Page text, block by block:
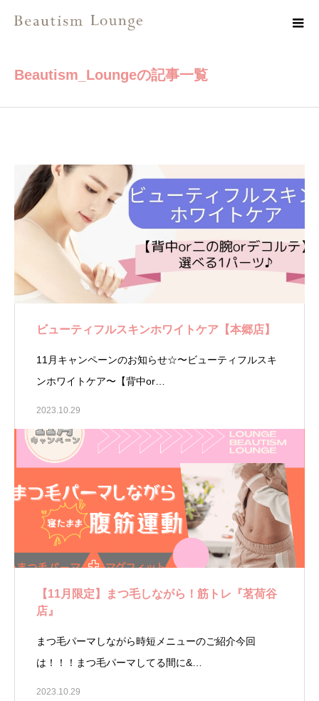
Beautism_Loungeの記事一覧
ビューティフルスキンホワイトケア【本郷店】
11月キャンペーンのお知らせ☆〜ビューティフルスキ
ンホワイトケア〜【背中or…
2023.10.29
【11月限定】まつ毛しながら！筋トレ『茗荷谷
店』
まつ毛パーマしながら時短メニューのご紹介今回
は！！！まつ毛パーマしてる間に&…
2023.10.29